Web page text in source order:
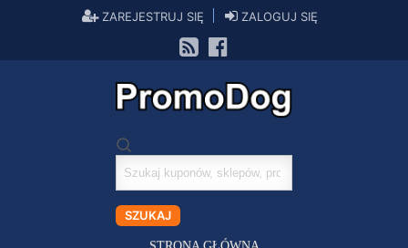
ZAREJESTRUJ SIĘ ZALOGUJ SIĘ
Szukaj
kuponów
SZUKAJ